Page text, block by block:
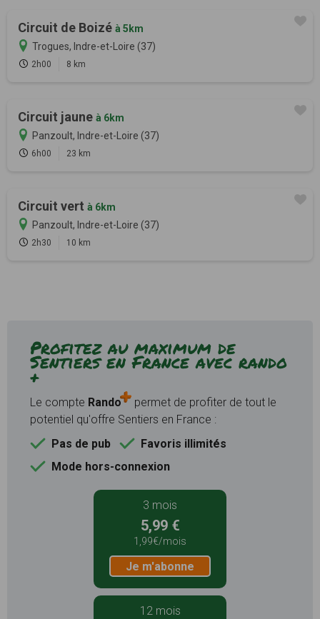
Circuit de Boizé à 5km
Trogues, Indre-et-Loire (37)
2h00 8 km
Circuit jaune à 6km
Panzoult, Indre-et-Loire (37)
6h00 23 km
Circuit vert à 6km
Panzoult, Indre-et-Loire (37)
2h30 10 km
Profitez au maximum de
Sentiers en France avec rando
+
Le compte Rando
permet de profiter de tout le
potentiel qu'offre Sentiers en France :
Pas de pub
Favoris illimités
Mode hors-connexion
3 mois
5,99 €
1,99€/mois
Je m'abonne
12 mois